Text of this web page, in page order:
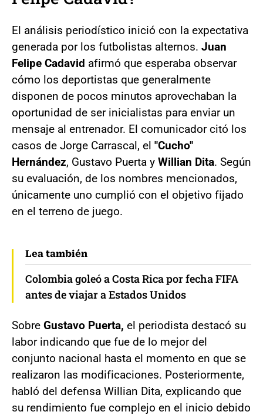
El análisis periodístico inició con la expectativa
generada por los futbolistas alternos. Juan
Felipe Cadavid afirmó que esperaba observar
cómo los deportistas que generalmente
disponen de pocos minutos aprovechaban la
oportunidad de ser inicialistas para enviar un
mensaje al entrenador. El comunicador citó los
casos de Jorge Carrascal, el "Cucho"
Hernández, Gustavo Puerta y Willian Dita. Según
su evaluación, de los nombres mencionados,
únicamente uno cumplió con el objetivo fijado
en el terreno de juego.
Lea también
Colombia goleó a Costa Rica por fecha FIFA
antes de viajar a Estados Unidos
Sobre Gustavo Puerta, el periodista destacó su
labor indicando que fue de lo mejor del
conjunto nacional hasta el momento en que se
realizaron las modificaciones. Posteriormente,
habló del defensa Willian Dita, explicando que
su rendimiento fue complejo en el inicio debido